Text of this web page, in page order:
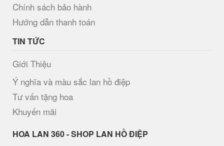
Chính sách bảo hành
Hướng dẫn thanh toán
TIN TỨC
Giới Thiệu
Ý nghĩa và màu sắc lan hồ điệp
Tư vấn tặng hoa
Khuyến mãi
H​OA LAN 360 - SHOP LAN HỒ ĐIỆP